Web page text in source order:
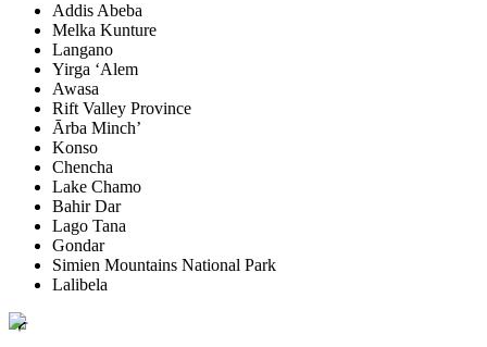
Addis Abeba
Melka Kunture
Langano
Yirga ‘Alem
Awasa
Rift Valley Province
Ārba Minch’
Konso
Chencha
Lake Chamo
Bahir Dar
Lago Tana
Gondar
Simien Mountains National Park
Lalibela